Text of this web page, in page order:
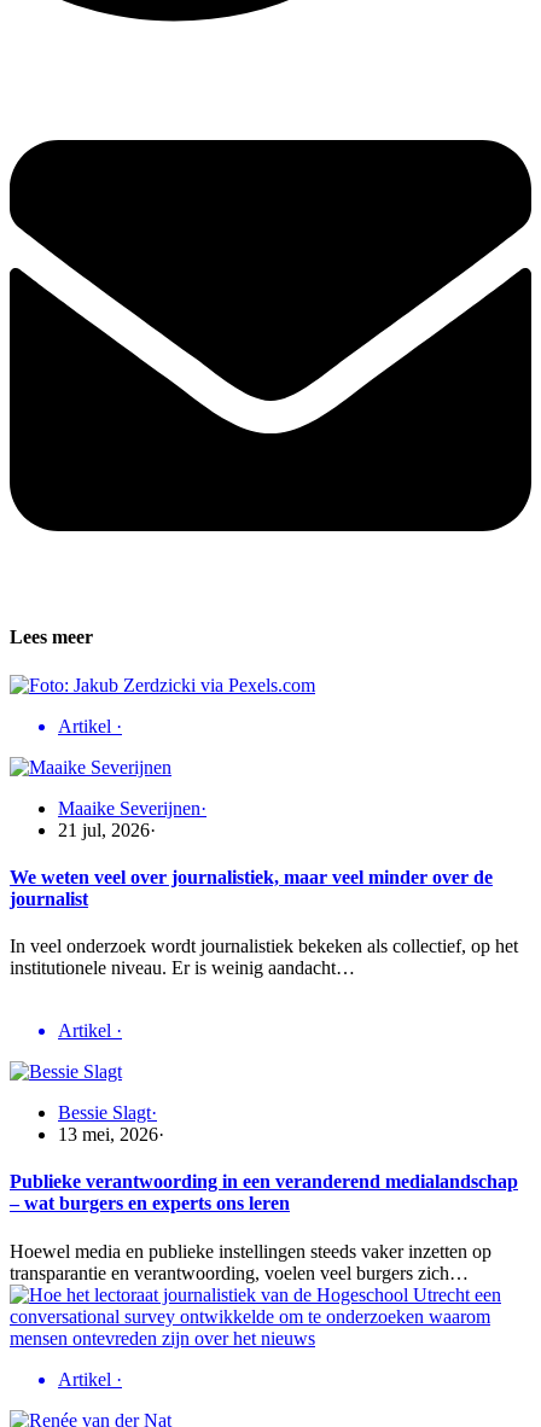
Lees meer
Artikel ·
Maaike Severijnen·
21 jul, 2026·
We weten veel over journalistiek, maar veel minder over de
journalist
In veel onderzoek wordt journalistiek bekeken als collectief, op het
institutionele niveau. Er is weinig aandacht…
Artikel ·
Bessie Slagt·
13 mei, 2026·
Publieke verantwoording in een veranderend medialandschap
– wat burgers en experts ons leren
Hoewel media en publieke instellingen steeds vaker inzetten op
transparantie en verantwoording, voelen veel burgers zich…
Artikel ·